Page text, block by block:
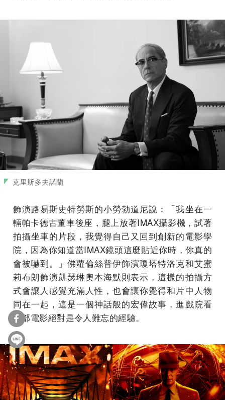
克里斯多夫諾蘭
飾演路易斯史特勞斯的小勞勃道尼說：「我坐在一
輛帕卡德古董車後座，腿上放著IMAX攝影機，試著
拍攝坐車的片段，我覺得自己又回到創新的電影學
院，因為你知道當IMAX鏡頭這麼貼近你時，你真的
會被嚇到。」佛蘿倫絲普伊飾演瓊塔特洛克和艾蜜
莉布朗飾演凱瑟琳奧本海默則表示，這樣的拍攝方
式會讓人感覺充滿人性，也會讓你覺得和片中人物
同在一起，這是一個神話般的宏偉故事，進戲院看
這部電影絕對是令人難忘的經驗。